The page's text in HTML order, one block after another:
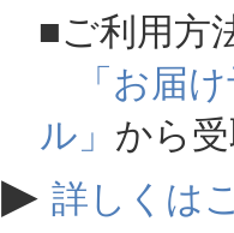
■ご利用方
「お届
ル」 から
▶ 詳しくは